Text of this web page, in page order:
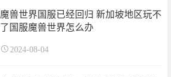
魔兽世界国服已经回归 新加坡地区玩不
了国服魔兽世界怎么办
2024-08-04